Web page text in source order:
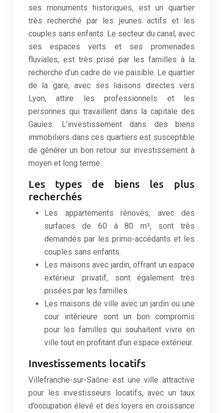
ses monuments historiques, est un quartier
très recherché par les jeunes actifs et les
couples sans enfants. Le secteur du canal, avec
ses espaces verts et ses promenades
fluviales, est très prisé par les familles à la
recherche d’un cadre de vie paisible. Le quartier
de la gare, avec ses liaisons directes vers
Lyon, attire les professionnels et les
personnes qui travaillent dans la capitale des
Gaules. L’investissement dans des biens
immobiliers dans ces quartiers est susceptible
de générer un bon retour sur investissement à
moyen et long terme.
Les types de biens les plus
recherchés
Les appartements rénovés, avec des
surfaces de 60 à 80 m², sont très
demandés par les primo-accédants et les
couples sans enfants.
Les maisons avec jardin, offrant un espace
extérieur privatif, sont également très
prisées par les familles.
Les maisons de ville avec un jardin ou une
cour intérieure sont un bon compromis
pour les familles qui souhaitent vivre en
ville tout en profitant d’un espace extérieur.
Investissements locatifs
Villefranche-sur-Saône est une ville attractive
pour les investisseurs locatifs, avec un taux
d’occupation élevé et des loyers en croissance